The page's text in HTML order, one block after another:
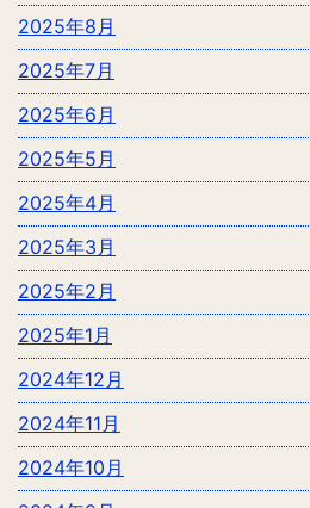
2025年8月
2025年7月
2025年6月
2025年5月
2025年4月
2025年3月
2025年2月
2025年1月
2024年12月
2024年11月
2024年10月